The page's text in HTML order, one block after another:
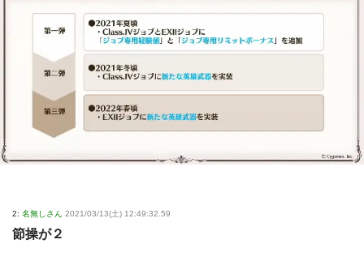
2: 名無しさん 2021/03/13(土) 12:49:32.59
節操が２